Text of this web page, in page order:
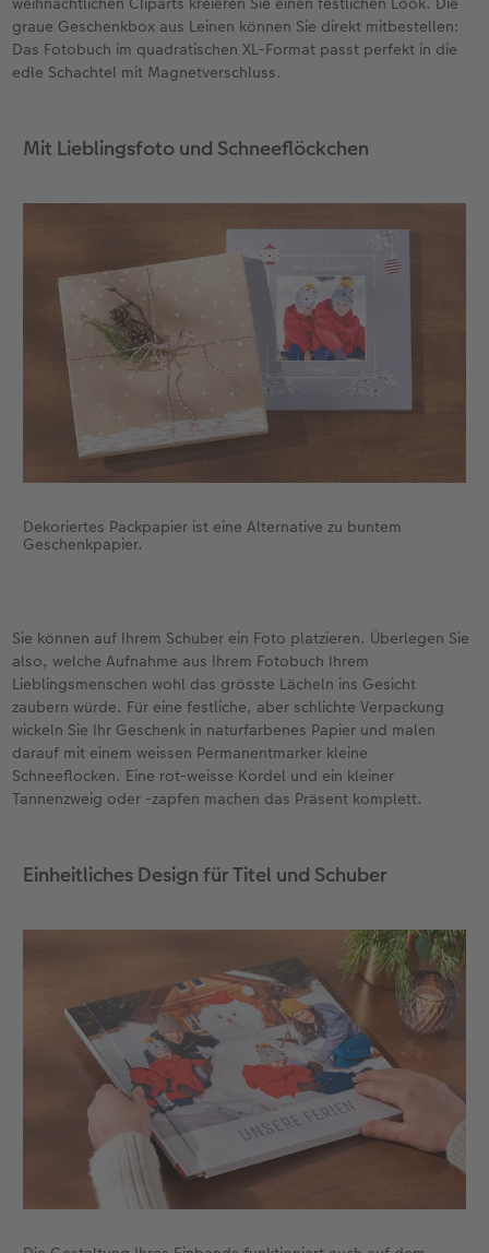
graue Geschenkbox aus Leinen können Sie direkt mitbestellen:
Das Fotobuch im quadratischen XL-Format passt perfekt in die
edle Schachtel mit Magnetverschluss.
Mit Lieblingsfoto und Schneeflöckchen
Dekoriertes Packpapier ist eine Alternative zu buntem
Geschenkpapier.
Sie können auf Ihrem Schuber ein Foto platzieren. Überlegen Sie
also, welche Aufnahme aus Ihrem Fotobuch Ihrem
Lieblingsmenschen wohl das grösste Lächeln ins Gesicht
zaubern würde. Für eine festliche, aber schlichte Verpackung
wickeln Sie Ihr Geschenk in naturfarbenes Papier und malen
darauf mit einem weissen Permanentmarker kleine
Schneeflocken. Eine rot-weisse Kordel und ein kleiner
Tannenzweig oder -zapfen machen das Präsent komplett.
Einheitliches Design für Titel und Schuber